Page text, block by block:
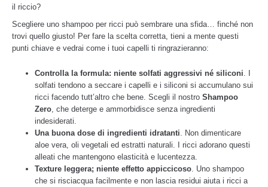
il riccio?
Scegliere uno shampoo per ricci può sembrare una sfida… finché non
trovi quello giusto! Per fare la scelta corretta, tieni a mente questi
punti chiave e vedrai come i tuoi capelli ti ringrazieranno:
Controlla la formula: niente solfati aggressivi né siliconi
solfati tendono a seccare i capelli e i siliconi si accumulano sui
ricci facendo tutt’altro che bene. Scegli il nostroShampoo
Zero , che deterge e ammorbidisce senza ingredienti
indesiderati.
Una buona dose di ingredienti idratanti . Non dimenticare
aloe vera, oli vegetali ed estratti naturali. I ricci adorano questi
alleati che mantengono elasticità e lucentezza.
Texture leggera; niente effetto appiccicoso . Uno shampoo
che si risciacqua facilmente e non lascia residui aiuta i ricci a